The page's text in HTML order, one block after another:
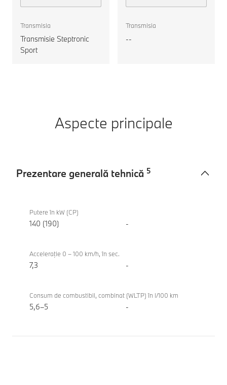
Gran Coupe
Transmisia
Transmisie Steptronic
Sport
motorul
Transmisia
--
Aspecte principale
Prezentare generală tehnică 5
generală
tehnică
420d
Gran
Putere în kW (CP)
140 (190) -
Acceleraţie 0 – 100 km/h, în sec.
7,3 -
Consum de combustibil, combinat (WLTP) în l/100 km
5,6–5 -